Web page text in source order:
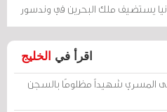
يستضيف ملك البحرين في وندسور
اقرأ في الخليج
المسري شهيداً مظلومًا بالسجن